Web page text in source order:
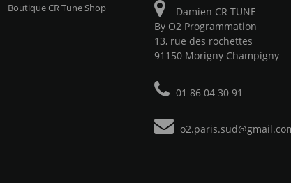
Boutique CR Tune Shop
Damien CR TUNE
By O2 Programmation
13, rue des rochettes
91150 Morigny Champigny
01 86 04 30 91